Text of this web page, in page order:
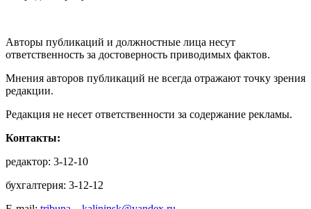
Авторы публикаций и должностные лица несут
ответственность за достоверность приводимых фактов.
Мнения авторов публикаций не всегда отражают точку зрения
редакции.
Редакция не несет ответственности за содержание рекламы.
Контакты:
редактор: 3-12-10
бухгалтерия: 3-12-12